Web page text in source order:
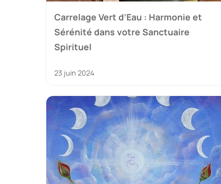
Carrelage Vert d’Eau : Harmonie et
Sérénité dans votre Sanctuaire
Spirituel
23 juin 2024